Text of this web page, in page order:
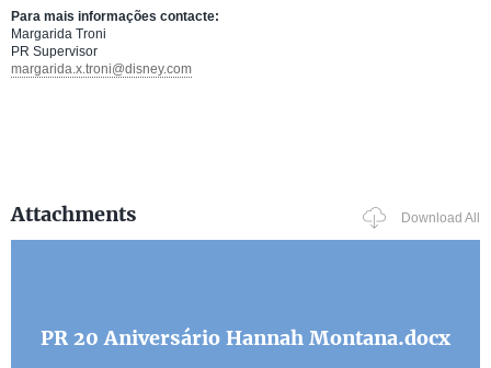
Para mais informações contacte:
Margarida Troni
PR Supervisor
margarida.x.troni@disney.com
Attachments Download All
PR 20 Aniversário Hannah Montana.docx